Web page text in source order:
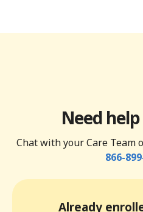
Need
Chat with your Care Team
866-
Already